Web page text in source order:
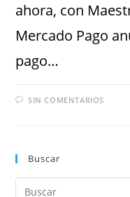
ahora, con
Mercado Pago
pago…
SIN COMENTARIOS
Buscar